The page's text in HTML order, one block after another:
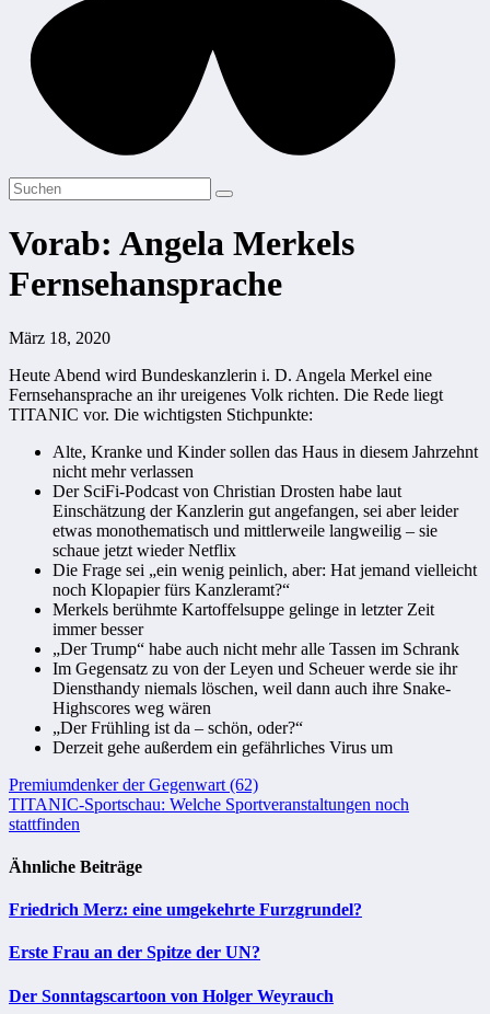
Vorab: Angela Merkels
Fernsehansprache
März 18, 2020
Heute Abend wird Bundeskanzlerin i. D. Angela Merkel eine
Fernsehansprache an ihr ureigenes Volk richten. Die Rede liegt
TITANIC vor. Die wichtigsten Stichpunkte:
Alte, Kranke und Kinder sollen das Haus in diesem Jahrzehnt
nicht mehr verlassen
Der SciFi-Podcast von Christian Drosten habe laut
Einschätzung der Kanzlerin gut angefangen, sei aber leider
etwas monothematisch und mittlerweile langweilig – sie
schaue jetzt wieder Netflix
Die Frage sei „ein wenig peinlich, aber: Hat jemand vielleicht
noch Klopapier fürs Kanzleramt?“
Merkels berühmte Kartoffelsuppe gelinge in letzter Zeit
immer besser
„Der Trump“ habe auch nicht mehr alle Tassen im Schrank
Im Gegensatz zu von der Leyen und Scheuer werde sie ihr
Diensthandy niemals löschen, weil dann auch ihre Snake-
Highscores weg wären
„Der Frühling ist da – schön, oder?“
Derzeit gehe außerdem ein gefährliches Virus um
Beitragsnavigation
Premiumdenker der Gegenwart (62)
TITANIC-Sportschau: Welche Sportveranstaltungen noch
stattfinden
Ähnliche Beiträge
Friedrich Merz: eine umgekehrte Furzgrundel?
Erste Frau an der Spitze der UN?
Der Sonntagscartoon von Holger Weyrauch